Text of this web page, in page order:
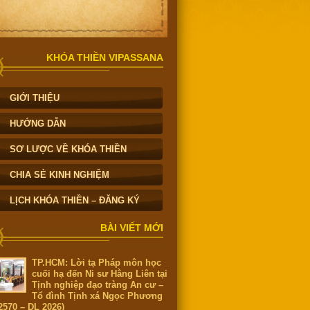
KHÓA THIỀN VIPASSANA
GIỚI THIỆU
HƯỚNG DẪN
SƠ LƯỢC VỀ KHÓA THIỀN
CHIA SẺ KINH NGHIỆM
LỊCH KHÓA THIỀN – ĐĂNG KÝ
BÀI VIẾT MỚI
TP.HCM: Lời tạ Pháp môn học
cuối hạ đến Ni sư Hằng Liên tại
Tịnh nghiệp đạo tràng An cư –
Tổ đình Tịnh xá Ngọc Phương
– DL 2026)